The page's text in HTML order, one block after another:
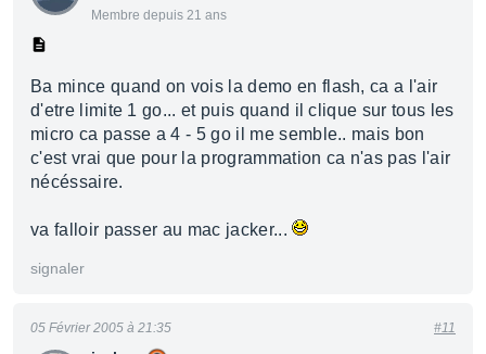
Membre depuis 21 ans
Ba mince quand on vois la demo en flash, ca a l'air
d'etre limite 1 go... et puis quand il clique sur tous les
micro ca passe a 4 - 5 go il me semble.. mais bon
c'est vrai que pour la programmation ca n'as pas l'air
nécéssaire.
va falloir passer au mac jacker...
signaler
05 Février 2005 à 21:35 #11